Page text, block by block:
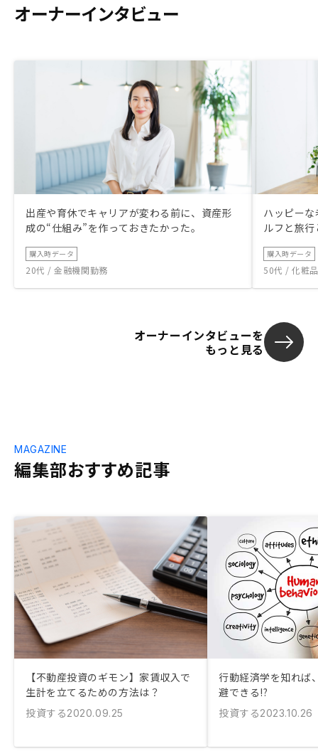
オーナーインタビュー
出産や育休でキャリアが変わる前に、資産形
成の“仕組み”を作っておきたかった。
購入時データ
20代 / 金融機関勤務
ハッピー
ルフと旅
購入時データ
50代 / 化粧
オーナーインタビューを
もっと見る
編集部おすすめ記事
MAGAZINE
【不動産投資のギモン】家賃収入で
生計を立てるための方法は？
投資する2020.09.25
行動経済学を知れば
避できる!?
投資する2023.10.26